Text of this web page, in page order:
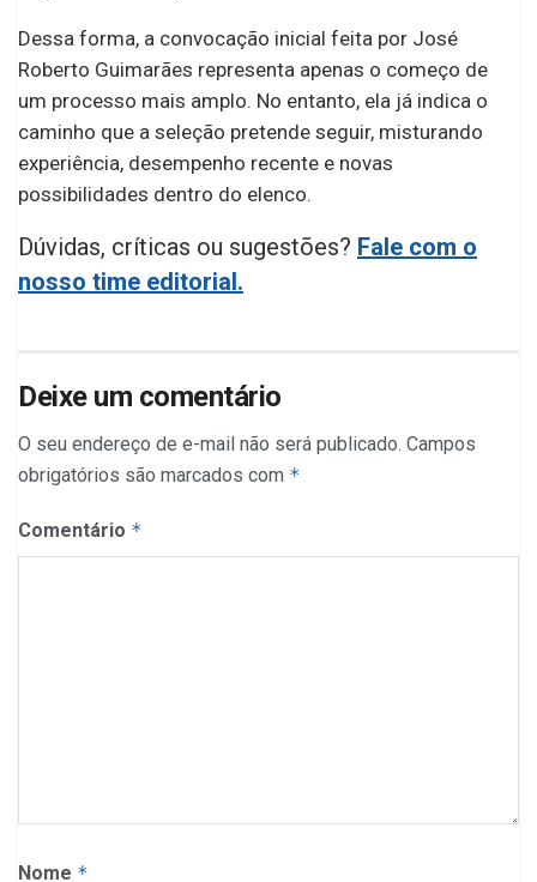
Dessa forma, a convocação inicial feita por José
Roberto Guimarães representa apenas o começo de
um processo mais amplo. No entanto, ela já indica o
caminho que a seleção pretende seguir, misturando
experiência, desempenho recente e novas
possibilidades dentro do elenco.
Dúvidas, críticas ou sugestões? Fale com o
nosso time editorial.
Deixe um comentário
O seu endereço de e-mail não será publicado. Campos
obrigatórios são marcados com *
Comentário *
Nome *